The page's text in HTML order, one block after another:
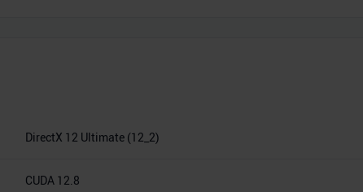
DirectX 12 Ultimate (12_2)
CUDA 12.8